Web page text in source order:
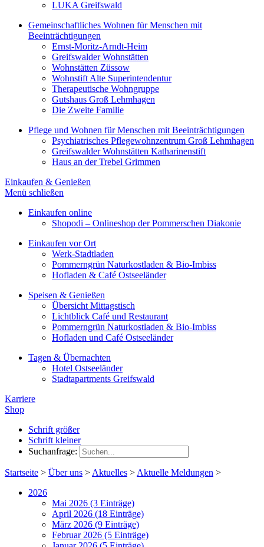
LUKA Greifswald
Gemeinschaftliches Wohnen für Menschen mit
Beeinträchtigungen
Ernst-Moritz-Arndt-Heim
Greifswalder Wohnstätten
Wohnstätten Züssow
Wohnstift Alte Superintendentur
Therapeutische Wohngruppe
Gutshaus Groß Lehmhagen
Die Zweite Familie
Pflege und Wohnen für Menschen mit Beeinträchtigungen
Psychiatrisches Pflegewohnzentrum Groß Lehmhagen
Greifswalder Wohnstätten Katharinenstift
Haus an der Trebel Grimmen
Einkaufen & Genießen
Menü schließen
Einkaufen online
Shopodi – Onlineshop der Pommerschen Diakonie
Einkaufen vor Ort
Werk-Stadtladen
Pommerngrün Naturkostladen & Bio-Imbiss
Hofladen & Café Ostseeländer
Speisen & Genießen
Übersicht Mittagstisch
Lichtblick Café und Restaurant
Pommerngrün Naturkostladen & Bio-Imbiss
Hofladen und Café Ostseeländer
Tagen & Übernachten
Hotel Ostseeländer
Stadtapartments Greifswald
Karriere
Shop
Schrift größer
Schrift kleiner
Suchanfrage:
Startseite > Über uns > Aktuelles > Aktuelle Meldungen >
2026
Mai 2026 (3 Einträge)
April 2026 (18 Einträge)
März 2026 (9 Einträge)
Februar 2026 (5 Einträge)